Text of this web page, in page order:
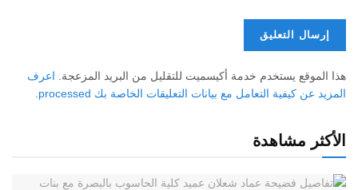
هذا الموقع يستخدم خدمة أكيسميت للتقليل من البريد المزعجة. اعرف
المزيد عن كيفية التعامل مع بيانات التعليقات الخاصة بك processed
الأكثر مشاهدة